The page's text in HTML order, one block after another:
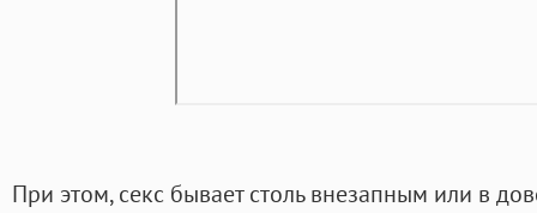
При этом, секс бывает столь внезапным или в